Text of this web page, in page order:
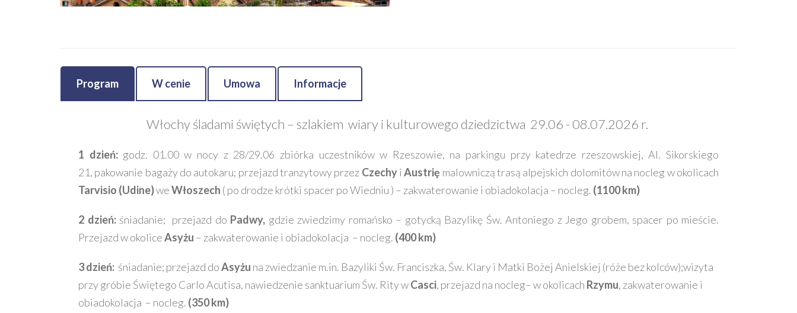
Program W cenie Umowa Informacje
Włochy śladami świętych – szlakiem wiary i kulturowego dziedzictwa 29.06 - 08.07.2026 r.
1 dzień: godz. 01.00 w nocy z 28/29.06 zbiórka uczestników w Rzeszowie, na parkingu przy katedrze rzeszowskiej, Al. Sikorskiego
21, pakowanie bagaży do autokaru; przejazd tranzytowy przez CzechyiAustrię malowniczą trasą alpejskich dolomitów na nocleg w okolicach
Tarvisio (Udine)weWłoszech ( po drodze krótki spacer po Wiedniu ) – zakwaterowanie i obiadokolacja – nocleg. (1100 km)
2 dzień: śniadanie; przejazd do Padwy, gdzie zwiedzimy romańsko – gotycką Bazylikę Św. Antoniego z Jego grobem, spacer po mieście.
Przejazd w okoliceAsyżu – zakwaterowanie i obiadokolacja – nocleg. (400 km)
3 dzień: śniadanie; przejazd doAsyżu na zwiedzanie m.in. Bazyliki Św. Franciszka, Św. Klary i Matki Bożej Anielskiej (róże bez kolców);wizyta
przy gróbie Świętego Carlo Acutisa, nawiedzenie sanktuarium Św. Rity wCasci, przejazd na nocleg– w okolicach Rzymu, zakwaterowanie i
obiadokolacja – nocleg. (350 km)